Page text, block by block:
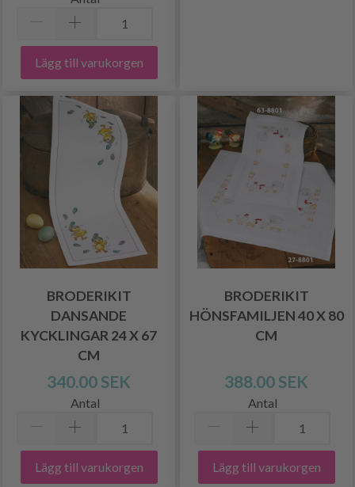
Lägg till varukorgen
BRODERIKIT
DANSANDE
KYCKLINGAR 24 X 67
CM
340.00 SEK
Antal
Lägg till varukorgen
BRODERIKIT
HÖNSFAMILJEN 40 X 80
CM
388.00 SEK
Antal
Lägg till varukorgen